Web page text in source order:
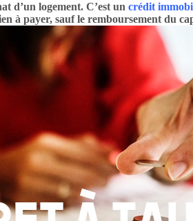
d’un logement. C’est un crédit
à payer, sauf le remboursement du